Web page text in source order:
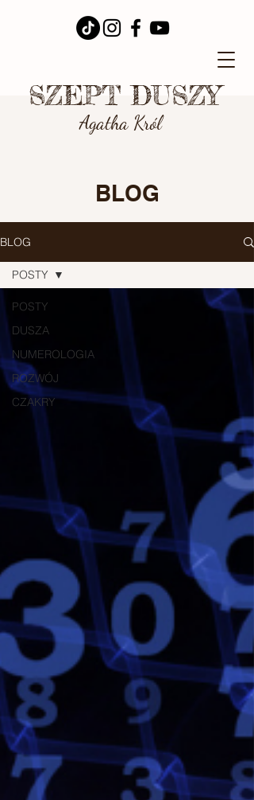
Agatha Król
SZEPT DUSZY
BLOG
BLOG
POSTY
DUSZA
NUMEROLOGIA
ROZWÓJ
CZAKRY
POSTY